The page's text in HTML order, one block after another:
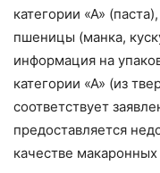
категории «А»
пшеницы (манка,
информация на
категории «А» (из
соответствует
предоставляется
качестве